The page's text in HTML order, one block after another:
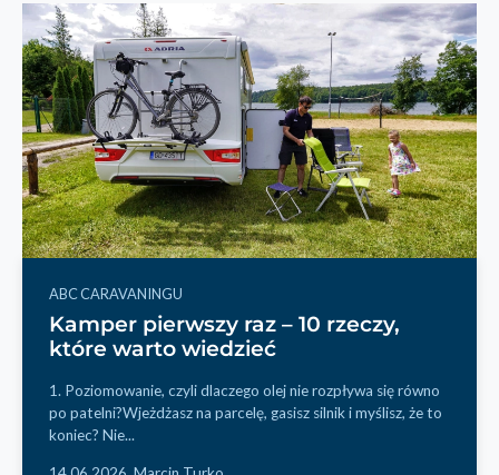
ABC CARAVANINGU
Kamper pierwszy raz – 10 rzeczy,
które warto wiedzieć
1. Poziomowanie, czyli dlaczego olej nie rozpływa się równo
po patelni?Wjeżdżasz na parcelę, gasisz silnik i myślisz, że to
koniec? Nie...